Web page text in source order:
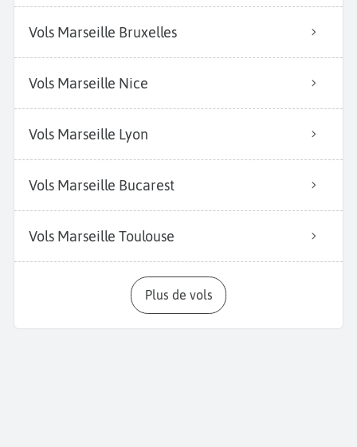
Vols Marseille Bruxelles
Vols Marseille Nice
Vols Marseille Lyon
Vols Marseille Bucarest
Vols Marseille Toulouse
Plus de vols